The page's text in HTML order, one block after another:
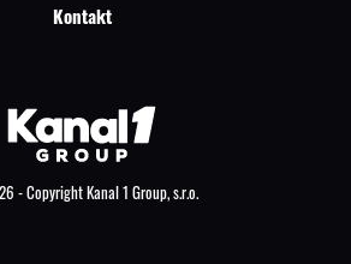
Kontakt
- Copyright Kanal 1 Group, s.r.o.